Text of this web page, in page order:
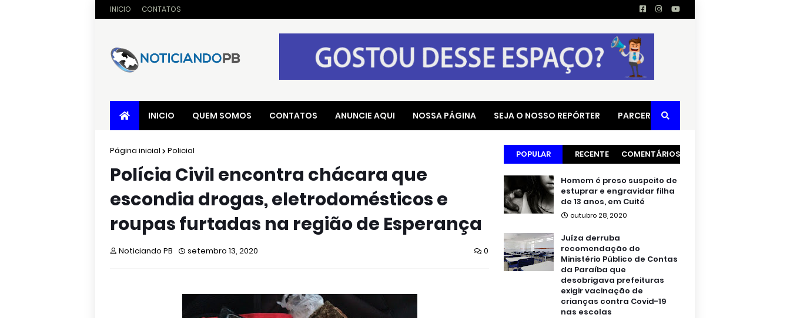
INICIO CONTATOS
INICIO QUEM SOMOS CONTATOS ANUNCIE AQUI NOSSA PÁGINA SEJA O NOSSO REPÓRTER PARCERIAS
Página inicial Policial
Polícia Civil encontra chácara que
escondia drogas, eletrodomésticos e
roupas furtadas na região de Esperança
Noticiando PB setembro 13, 2020 0
POPULAR RECENTE COMENTÁRIOS
Homem é preso suspeito de
estuprar e engravidar filha
de 13 anos, em Cuité
outubro 28, 2020
Juíza derruba
recomendação do
Ministério Público de Contas
da Paraíba que
desobrigava prefeituras
exigir vacinação de
crianças contra Covid-19
nas escolas